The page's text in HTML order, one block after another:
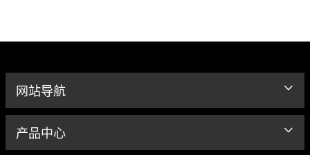
网站导航
产品中心